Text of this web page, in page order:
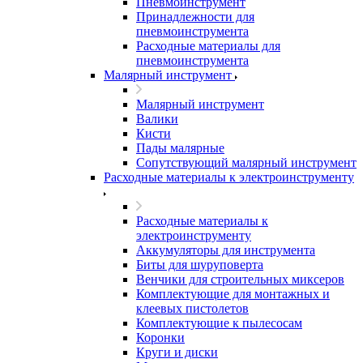
Принадлежности для
пневмоинструмента
Расходные материалы для
пневмоинструмента
Малярный инструмент
Малярный инструмент
Валики
Кисти
Пады малярные
Сопутствующий малярный инструмент
Расходные материалы к электроинструменту
Расходные материалы к
электроинструменту
Аккумуляторы для инструмента
Биты для шуруповерта
Венчики для строительных миксеров
Комплектующие для монтажных и
клеевых пистолетов
Комплектующие к пылесосам
Коронки
Круги и диски